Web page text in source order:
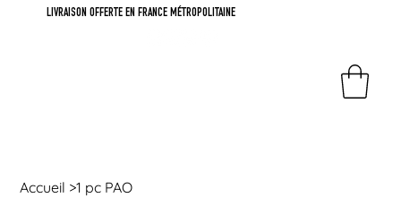
LIVRAISON OFFERTE EN FRANCE MÉTROPOLITAINE
Accueil >1 pc PAO